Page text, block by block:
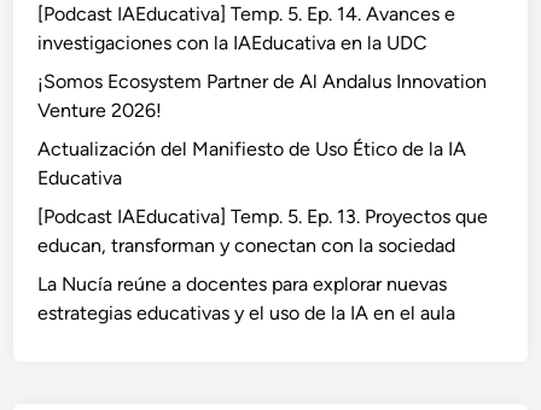
[Podcast IAEducativa] Temp. 5. Ep. 14. Avances e
investigaciones con la IAEducativa en la UDC
¡Somos Ecosystem Partner de Al Andalus Innovation
Venture 2026!
Actualización del Manifiesto de Uso Ético de la IA
Educativa
[Podcast IAEducativa] Temp. 5. Ep. 13. Proyectos que
educan, transforman y conectan con la sociedad
La Nucía reúne a docentes para explorar nuevas
estrategias educativas y el uso de la IA en el aula